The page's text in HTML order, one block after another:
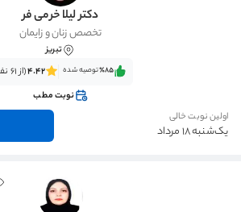
دکتر لیلا خرمی فر
تخصص زنان و زایمان
تبریز
٪85‌‌‌توصیه شده 4.42(از 61 نفر)
نوبت مطب
اولین نوبت خالی
یک‌شنبه 18 مرداد